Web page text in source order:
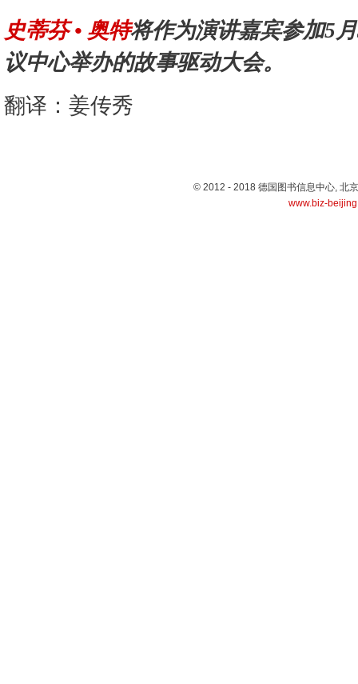
史蒂芬 • 奥特将作为演讲嘉宾参加5
议中心举办的故事驱动大会。
翻译：姜传秀
© 2012 - 2018 德国图书信息中心, 北
www.biz-